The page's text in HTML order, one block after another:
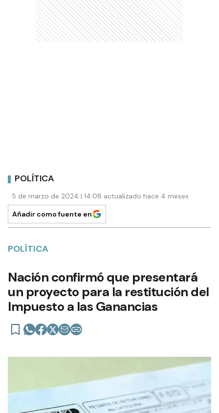
POLÍTICA
5 de marzo de 2024 | 14:08 actualizado hace 4 meses
Añadir como fuente en
POLÍTICA
Nación confirmó que presentará
un proyecto para la restitución del
Impuesto a las Ganancias